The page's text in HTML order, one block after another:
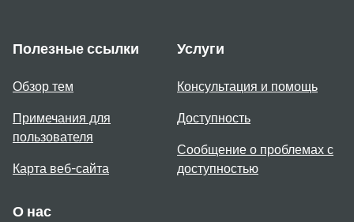
Полезные ссылки
Обзор тем
Примечания для
пользователя
Карта веб-сайта
Услуги
Консультация и помощь
Доступность
Сообщение о проблемах с
доступностью
О нас